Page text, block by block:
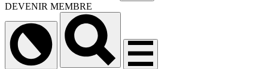
DEVENIR MEMBRE